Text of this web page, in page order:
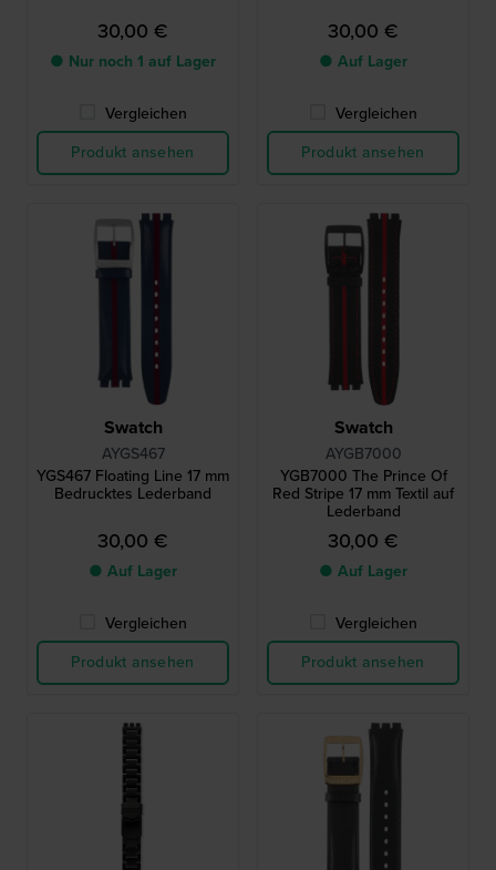
30,00 €
● Nur noch 1 auf Lager
Vergleichen
Produkt ansehen
30,00 €
● Auf Lager
Vergleichen
Produkt ansehen
Swatch
AYGS467
YGS467 Floating Line 17 mm
Bedrucktes Lederband
30,00 €
● Auf Lager
Vergleichen
Produkt ansehen
Swatch
AYGB7000
YGB7000 The Prince Of
Red Stripe 17 mm Textil auf
Lederband
30,00 €
● Auf Lager
Vergleichen
Produkt ansehen